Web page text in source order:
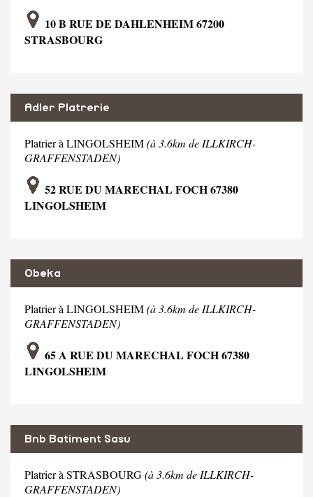
10 B RUE DE DAHLENHEIM 67200
STRASBOURG
Adler Platrerie
Platrier à LINGOLSHEIM(à 3.6km de ILLKIRCH-
GRAFFENSTADEN)
52 RUE DU MARECHAL FOCH 67380
LINGOLSHEIM
Obeka
Platrier à LINGOLSHEIM(à 3.6km de ILLKIRCH-
GRAFFENSTADEN)
65 A RUE DU MARECHAL FOCH 67380
LINGOLSHEIM
Bnb Batiment Sasu
Platrier à STRASBOURG(à 3.6km de ILLKIRCH-
GRAFFENSTADEN)